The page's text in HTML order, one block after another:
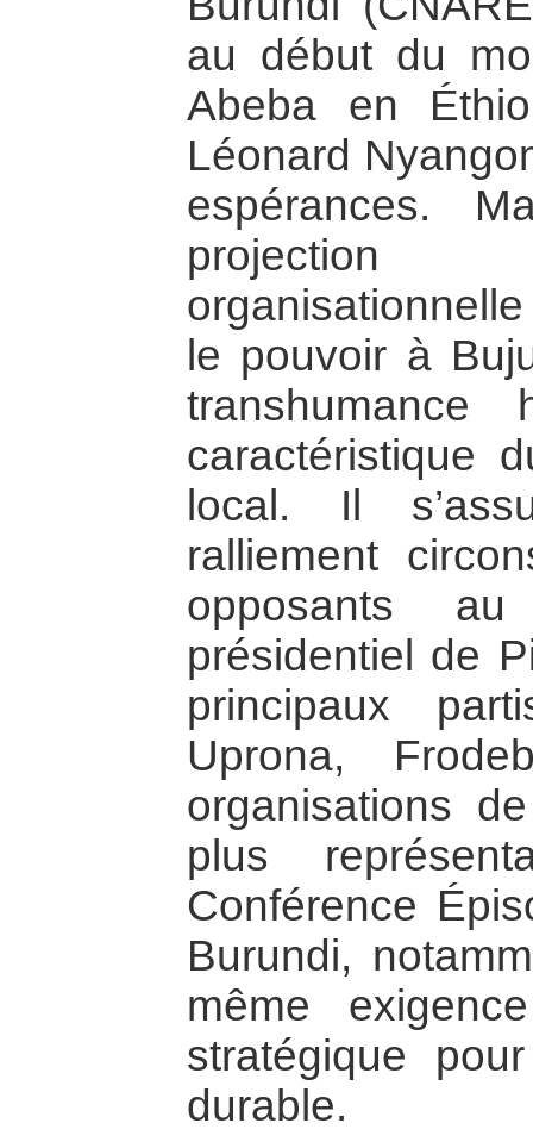
au début du
Abeba en
Léonard
espérances.
projection
le pouvoir à
transhumance
caractéristique
local. Il
ralliement
opposants
présidentiel de
principaux
Uprona,
organisations
plus
Conférence
Burundi,
même
stratégique
durable.